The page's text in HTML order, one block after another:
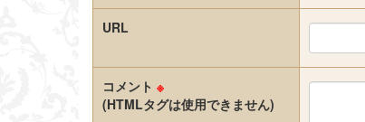
URL
コメント ※
(HTMLタグは使用できません)